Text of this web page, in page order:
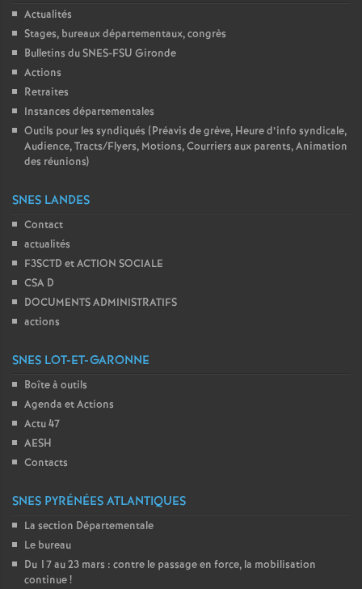
Actualités
Stages, bureaux départementaux, congrès
Bulletins du SNES-FSU Gironde
Actions
Retraites
Instances départementales
Outils pour les syndiqués (Préavis de grève, Heure d’info syndicale,
Audience, Tracts/Flyers, Motions, Courriers aux parents, Animation
des réunions)
SNES LANDES
Contact
actualités
F3SCTD et ACTION SOCIALE
CSA D
DOCUMENTS ADMINISTRATIFS
actions
SNES LOT-ET-GARONNE
Boîte à outils
Agenda et Actions
Actu 47
AESH
Contacts
SNES PYRÉNÉES ATLANTIQUES
La section Départementale
Le bureau
Du 17 au 23 mars : contre le passage en force, la mobilisation
continue!